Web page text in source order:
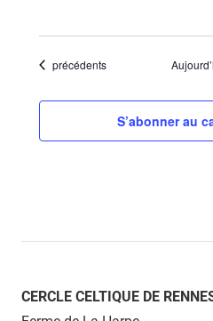
Évènements
précédents
S’abonner au
CERCLE CELTIQUE DE